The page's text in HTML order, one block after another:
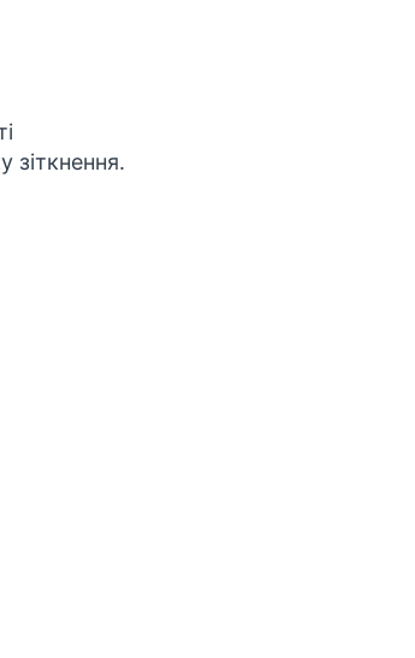
зіткнення.